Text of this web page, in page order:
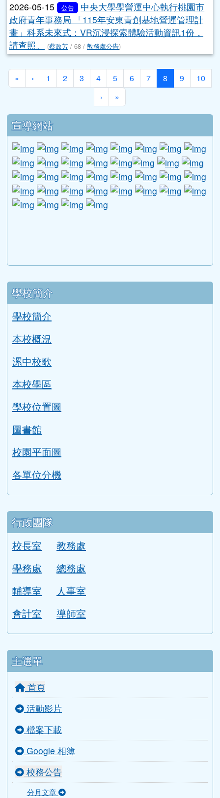
2026-05-15 公告
中央大學學營運中心執行桃園市
政府青年事務局 「115年安東青創基地營運管理計
畫」科系未來式：VR沉浸探索體驗活動資訊1份，
請查照。
(蔡政芳 / 68 / 教務處公告)
« 第一頁
‹ 上一頁
1 2 3 4 5 6 7 8 (目前頁次)
9
10
› 下一頁
»
下中區域內容
宣導網站
link to http://www.guide.edu.tw/
link to http://www.csptc.gov.tw/ \
link to http://enc.moe.edu.tw/ \
link to https://link to https://link to https://
link to
link to http://edufund.cyut.edu.tw \
link to http://link to https://www.ptskids.tw/ \
link to http://
link to http://link to http://
link to
link to http://1950.tycg.gov.tw/ \
link to http://www.e-quit.org/ \
link to http://www.hpa.gov.tw/
link to http://link to http://goo.gl/
link to http://
link to
link to http://www.2017twccprcescr.tw/
link to http://http://ifi.immigration.gov.tw/
link to https://i.win.org.tw/iWIN/
link to https://
link to http://link to https://
link to https://
link to
link to
link to https://dep.mohw.gov.tw/DOMHAOH/lp-3560-
link to https://dep.mohw.gov.tw/DOMHAOH/cp-
link to http://sgcc.tyc.edu.tw/tycsgcc/ \
link to =\ https://learning.swcb.gov.tw/
link to http://
左邊區域內容
學校簡介
學校簡介
本校概況
漯中校歌
本校學區
學校位置圖
圖書館
校園平面圖
各單位分機
行政團隊
校長室
教務處
學務處
總務處
輔導室
人事室
會計室
導師室
主選單
首頁
活動影片
檔案下載
Google 相簿
校務公告
分月文章